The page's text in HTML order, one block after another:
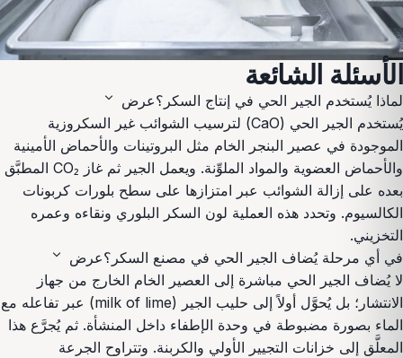
الأسئلة الشائعة
لماذا يُستخدم الجير الحي في إنتاج السكر؟عرض expand_more
يُستخدم الجير الحي (CaO) لترسيب الشوائب غير السكروزية
الموجودة في عصير البنجر الخام مثل البروتينات والأحماض الأمينية
والأحماض العضوية والمواد الملوِّنة. ويعمل الجير ثم غاز CO₂ المطبَّق
بعده على إزالة الشوائب عبر امتزازها على سطح بلورات كربونات
الكالسيوم. وتحدد هذه العملية لون السكر البلوري ونقاءه وعمره
التخزيني.
في أي مرحلة يُضاف الجير الحي في مصنع السكر؟عرض expand_more
لا يُضاف الجير الحي مباشرة إلى العصير الخام الخارج من جهاز
الانتشار؛ بل يُحوَّل أولاً إلى حليب الجير (milk of lime) عبر تفاعله مع
الماء بصورة مضبوطة في وحدة الإطفاء داخل المنشأة. ثم يُجرَّع هذا
المعلَّق إلى خزانات التجيير الأولي والكربنة. وتتراوح الجرعة